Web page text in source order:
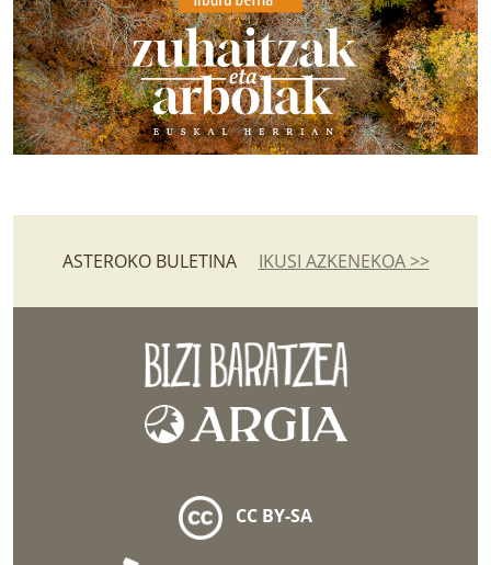
ASTEROKO BULETINA IKUSI AZKENEKOA >>
CC BY-SA